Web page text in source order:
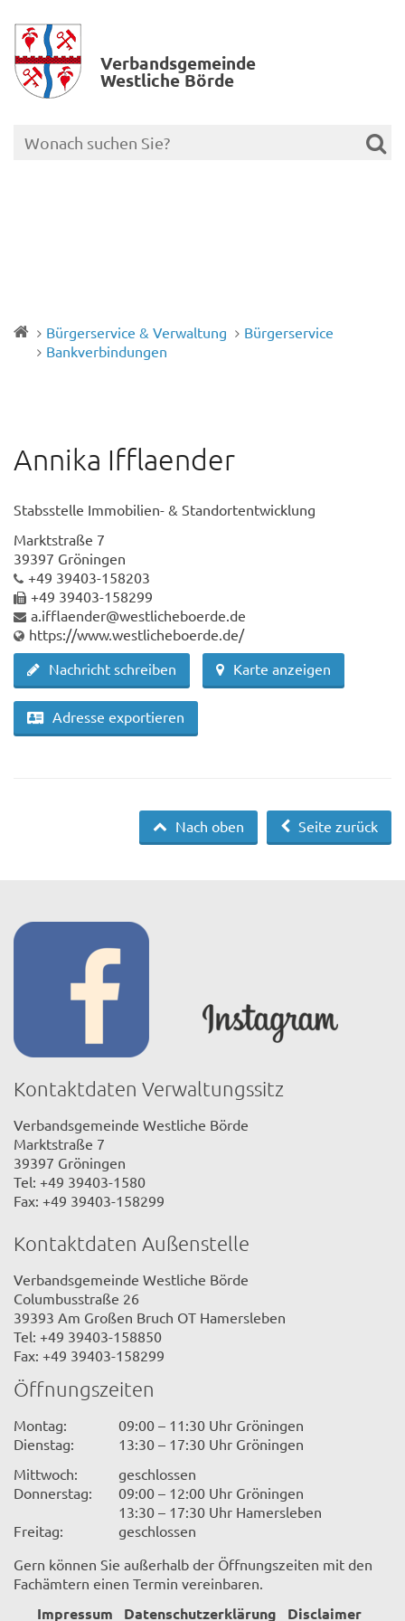
Verbands­gemeinde
Westliche Börde
Bürgerservice & Verwaltung
Bürgerservice
Bankverbindungen
Annika Ifflaender
Stabsstelle Immobilien- & Standortentwicklung
Marktstraße 7
39397 Gröningen
+49 39403-158203
+49 39403-158299
a.ifflaender@westlicheboerde.de
https://www.westlicheboerde.de/
Nachricht schreiben
Karte anzeigen
Adresse exportieren
Seite zurück
Nach oben
Kontaktdaten Verwaltungssitz
Verbandsgemeinde Westliche Börde
Marktstraße 7
39397 Gröningen
Tel: +49 39403-1580
Fax: +49 39403-158299
Kontaktdaten Außenstelle
Verbandsgemeinde Westliche Börde
Columbusstraße 26
39393 Am Großen Bruch OT Hamersleben
Tel: +49 39403-158850
Fax: +49 39403-158299
Öffnungszeiten
Montag:
09:00 – 11:30 Uhr Gröningen
Dienstag:
13:30 – 17:30 Uhr Gröningen
Mittwoch:
geschlossen
Donnerstag:
09:00 – 12:00 Uhr Gröningen
13:30 – 17:30 Uhr Hamersleben
Freitag:
geschlossen
Gern können Sie außerhalb der Öffnungszeiten mit den
Fachämtern einen Termin vereinbaren.
Impressum Datenschutzerklärung Disclaimer